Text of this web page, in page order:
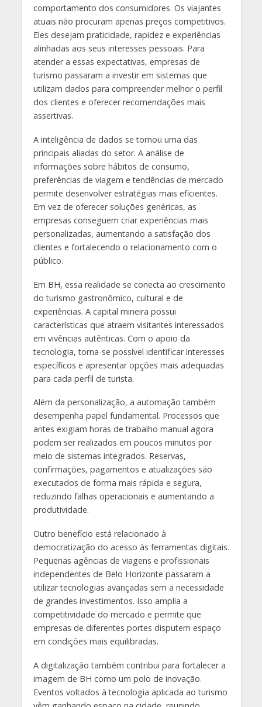
comportamento dos consumidores. Os viajantes
atuais não procuram apenas preços competitivos.
Eles desejam praticidade, rapidez e experiências
alinhadas aos seus interesses pessoais. Para
atender a essas expectativas, empresas de
turismo passaram a investir em sistemas que
utilizam dados para compreender melhor o perfil
dos clientes e oferecer recomendações mais
assertivas.
A inteligência de dados se tornou uma das
principais aliadas do setor. A análise de
informações sobre hábitos de consumo,
preferências de viagem e tendências de mercado
permite desenvolver estratégias mais eficientes.
Em vez de oferecer soluções genéricas, as
empresas conseguem criar experiências mais
personalizadas, aumentando a satisfação dos
clientes e fortalecendo o relacionamento com o
público.
Em BH, essa realidade se conecta ao crescimento
do turismo gastronômico, cultural e de
experiências. A capital mineira possui
características que atraem visitantes interessados
em vivências autênticas. Com o apoio da
tecnologia, torna-se possível identificar interesses
específicos e apresentar opções mais adequadas
para cada perfil de turista.
Além da personalização, a automação também
desempenha papel fundamental. Processos que
antes exigiam horas de trabalho manual agora
podem ser realizados em poucos minutos por
meio de sistemas integrados. Reservas,
confirmações, pagamentos e atualizações são
executados de forma mais rápida e segura,
reduzindo falhas operacionais e aumentando a
produtividade.
Outro benefício está relacionado à
democratização do acesso às ferramentas digitais.
Pequenas agências de viagens e profissionais
independentes de Belo Horizonte passaram a
utilizar tecnologias avançadas sem a necessidade
de grandes investimentos. Isso amplia a
competitividade do mercado e permite que
empresas de diferentes portes disputem espaço
em condições mais equilibradas.
A digitalização também contribui para fortalecer a
imagem de BH como um polo de inovação.
Eventos voltados à tecnologia aplicada ao turismo